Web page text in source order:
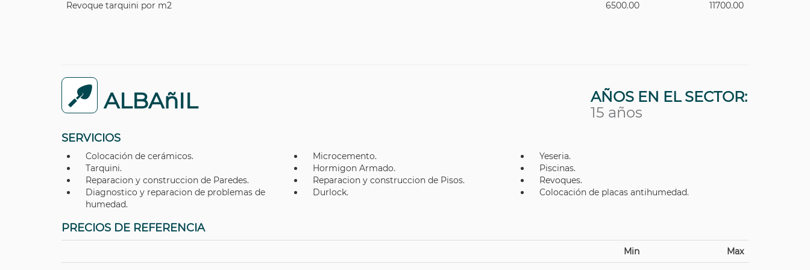
Revoque tarquini por m2 6500.00 11700.00
ALBAñIL
AÑOS EN EL SECTOR:
15 años
SERVICIOS
Colocación de cerámicos. Microcemento.
Yeseria.
Tarquini.
Hormigon Armado.
Piscinas.
Reparacion y construccion de Paredes.
Reparacion y construccion de Pisos.
Revoques.
Diagnostico y reparacion de problemas de
humedad.
Durlock. Colocación de placas antihumedad.
PRECIOS DE REFERENCIA
Min Max